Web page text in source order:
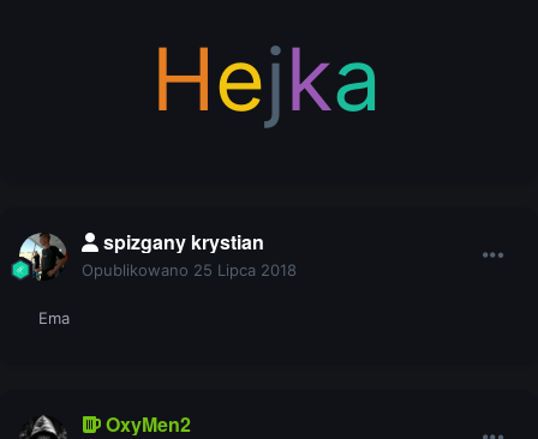
Hejka
spizgany krystian
Opublikowano 25 Lipca 2018
Ema
OxyMen2